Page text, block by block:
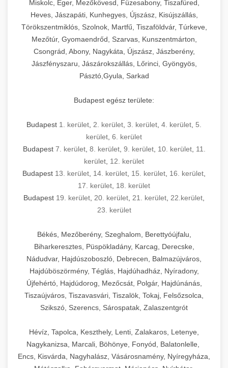
Miskolc, Eger, Mezőkövesd, Füzesabony, Tiszafüred,
Heves, Jászapáti, Kunhegyes, Újszász, Kisújszállás,
Törökszentmiklós, Szolnok, Martfű, Tiszaföldvár, Túrkeve,
Mezőtúr, Gyomaendrőd, Szarvas, Kunszentmárton,
Csongrád, Abony, Nagykáta, Újszász, Jászberény,
Jászfényszaru, Jászárokszállás, Lőrinci, Gyöngyös,
Pásztó,Gyula, Sarkad
Budapest egész területe:
Budapest 1. kerület 2. kerület 3. kerület 4. kerület 5.
kerület 6. kerület
Budapest 7. kerület, 8. kerület, 9. kerület, 10. kerület, 11.
kerület 12. kerület
Budapest 13. kerület 14. kerület 15. kerület 16. kerület
17. kerület 18. kerület
Budapest 19. kerület 20. kerület 21. kerület 22.kerület
23. kerület
Békés, Mezőberény, Szeghalom, Berettyóújfalu,
Biharkeresztes, Püspökladány, Karcag, Derecske,
Nádudvar, Hajdúszoboszló, Debrecen, Balmazújváros,
Hajdúböszörmény, Téglás, Hajdúhadház, Nyíradony,
Újfehértó, Hajdúdorog, Mezőcsát, Polgár, Hajdúnánás,
Tiszaújváros, Tiszavasvári, Tiszalök, Tokaj, Felsőzsolca,
Szikszó, Szerencs, Sárospatak, Zalaszentgrót
Hévíz, Tapolca, Keszthely, Lenti, Zalakaros, Letenye,
Nagykanizsa, Marcali, Böhönye, Fonyód, Balatonlelle,
Encs, Kisvárda, Nagyhalász, Vásárosnamény, Nyíregyháza,